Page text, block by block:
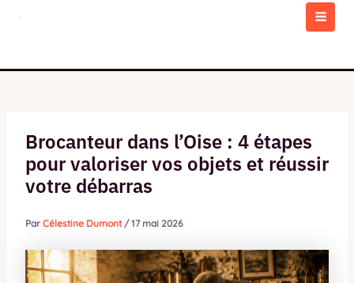
Brocanteur dans l’Oise : 4 étapes
pour valoriser vos objets et réussir
votre débarras
Par Célestine Dumont/17 mai 2026